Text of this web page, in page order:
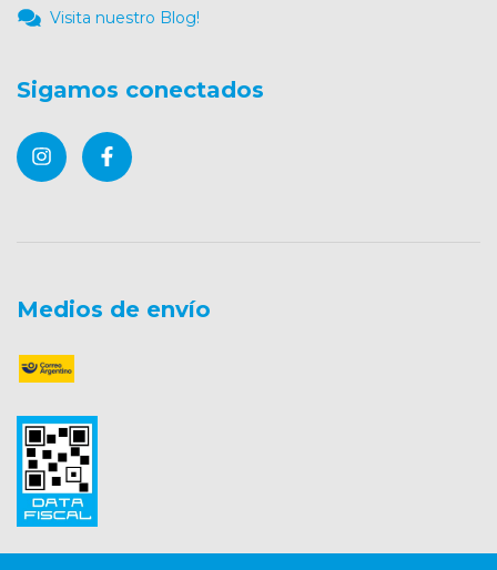
Visita nuestro Blog!
Sigamos conectados
Medios de envío